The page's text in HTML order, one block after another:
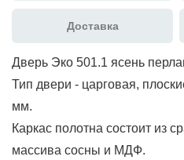
Доставка
Дверь Эко 501.1 ясень
Тип двери - царговая,
мм.
Каркас полотна состоит из
массива сосны и МДФ.